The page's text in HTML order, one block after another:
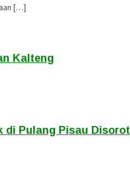
[…]
Kalteng
di Pulang Pisau Disorot